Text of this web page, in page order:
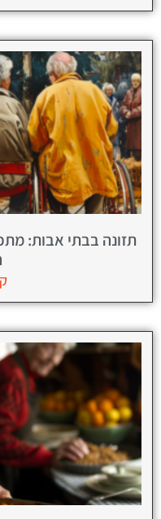
תזונה בבתי אבות: